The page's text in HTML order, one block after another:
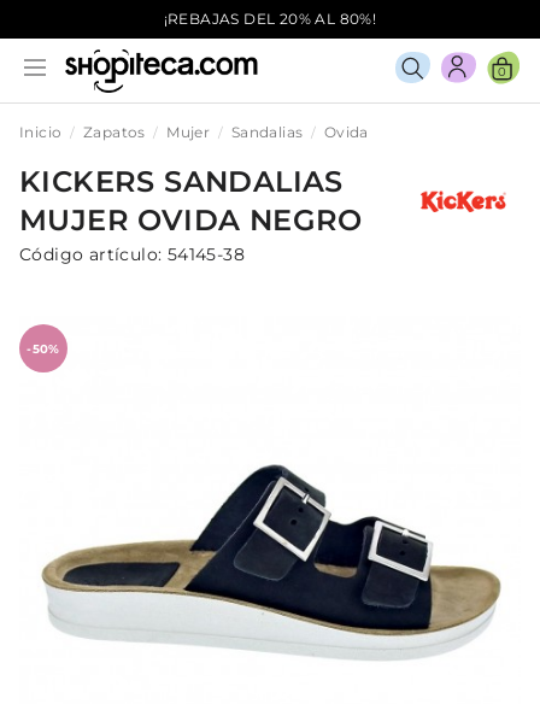
¡REBAJAS DEL 20% AL 80%!
0
Inicio Zapatos Mujer Sandalias Ovida
KICKERS SANDALIAS
MUJER OVIDA NEGRO
Código artículo: 54145-38
-50%